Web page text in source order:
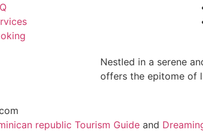
Nestled in a serene
offers the epitome of
republic Tourism Guide and